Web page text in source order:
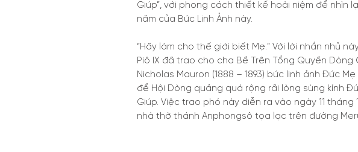
Giúp”, với phong cách thiết kế hoài niệm để nhìn
năm của Bức Linh Ảnh này.
“Hãy làm cho thế giới biết Mẹ.” Với lời nhắn nhủ
Piô IX đã trao cho cha Bề Trên Tổng Quyền Dòng
Nicholas Mauron (1888 – 1893) bức linh ảnh Đức
để Hội Dòng quảng quá rộng rãi lòng sùng kính
Giúp. Việc trao phó này diễn ra vào ngày 11 tháng
nhà thờ thánh Anphongsô tọa lạc trên đường